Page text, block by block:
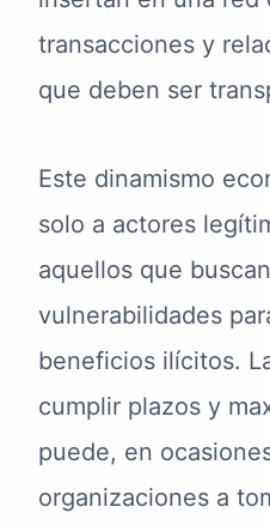
transacciones y
que deben ser
Este dinamismo
solo a actores
aquellos que
vulnerabilidades
beneficios ilícitos.
cumplir plazos y
puede, en
organizaciones a